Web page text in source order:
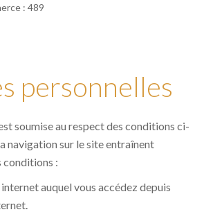
: 489
personnelles
soumise au respect des conditions ci-
navigation sur le site entraînent
conditions :
auquel vous accédez depuis